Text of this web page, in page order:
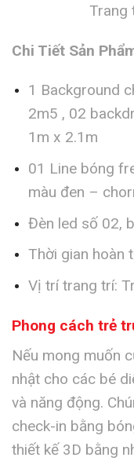
Trang
Chi Tiết Sản
1 Background
2m5 , 02
1m x 2.1m
01 Line bóng
màu đen –
Đèn led số 02,
Thời gian hoàn
Vị trí trang trí:
Phong cách trẻ
Nếu mong muốn
nhật cho các bé
và năng động.
check-in bằng
thiết kế 3D bằng